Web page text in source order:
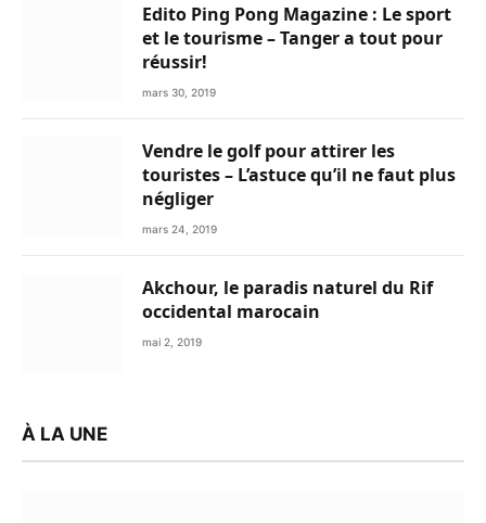
Edito Ping Pong Magazine : Le sport
et le tourisme – Tanger a tout pour
réussir!
mars 30, 2019
Vendre le golf pour attirer les
touristes – L’astuce qu’il ne faut plus
négliger
mars 24, 2019
Akchour, le paradis naturel du Rif
occidental marocain
mai 2, 2019
À LA UNE